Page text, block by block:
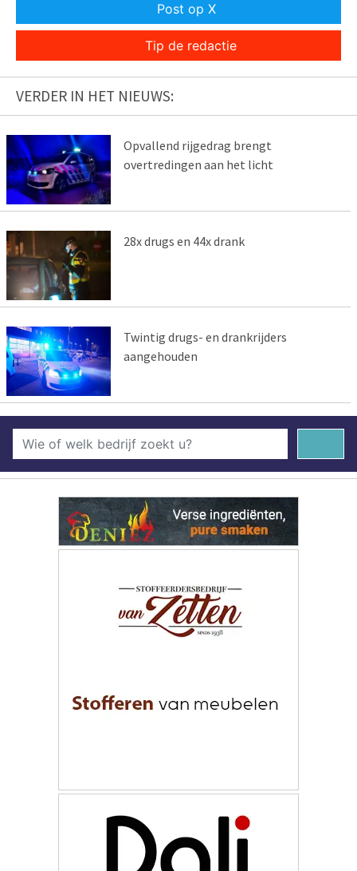
Post op X
Tip de redactie
VERDER IN HET NIEUWS:
Opvallend rijgedrag brengt
overtredingen aan het licht
28x drugs en 44x drank
Twintig drugs- en drankrijders
aangehouden